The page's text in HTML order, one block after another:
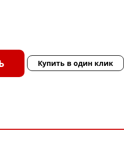
Купить в один клик